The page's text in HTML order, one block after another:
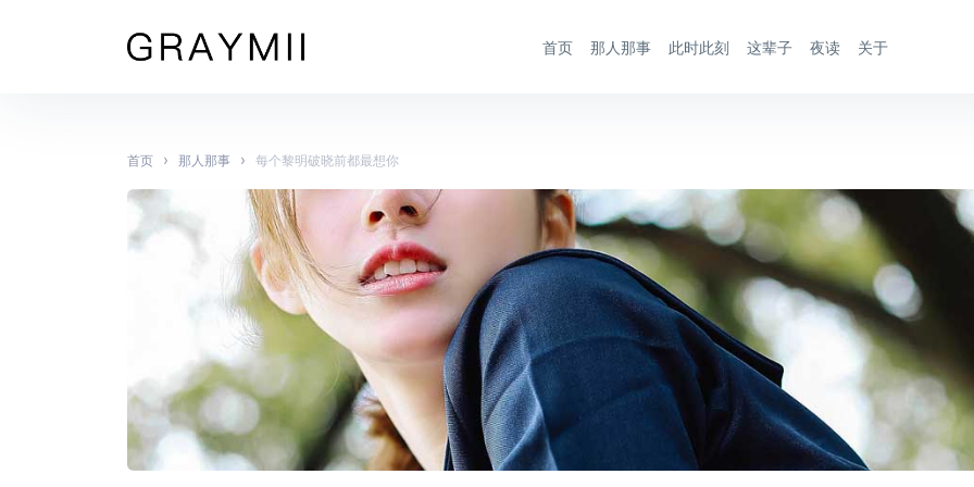
首页 那人那事 此时此刻 这辈子 夜读 关于
首页 › 那人那事 › 每个黎明破晓前都最想你